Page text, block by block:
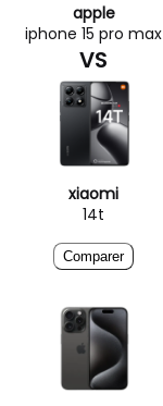
apple
iphone 15 pro max
VS
xiaomi
14t
Comparer